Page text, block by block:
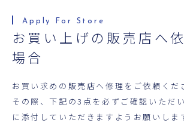
お買い上げの販売店へ
場合
お買い求めの販売店へ修理をご依頼くだ
その際、下記の3点を必ずご確認いただ
に添付していただきますようお願いしま